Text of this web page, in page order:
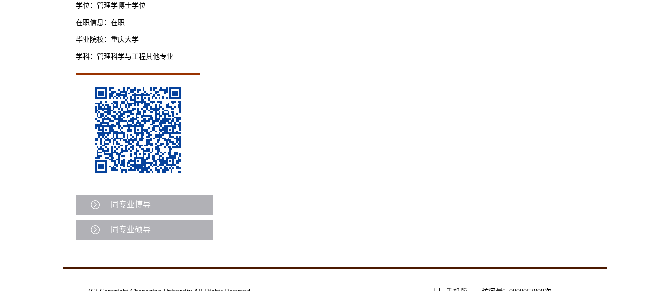
学位：管理学博士学位
在职信息：在职
毕业院校：重庆大学
学科：管理科学与工程其他专业
同专业博导
同专业硕导